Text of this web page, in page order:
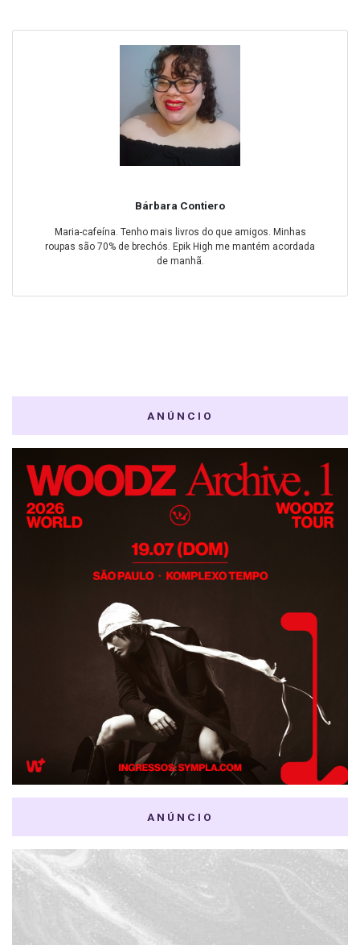
Bárbara Contiero
Maria-cafeína. Tenho mais livros do que amigos. Minhas
roupas são 70% de brechós. Epik High me mantém acordada
de manhã.
ANÚNCIO
ANÚNCIO